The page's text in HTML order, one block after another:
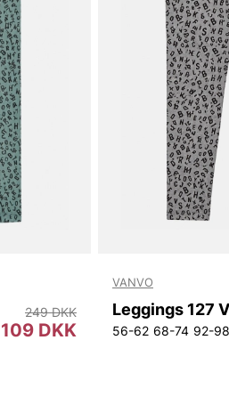
109 DKK
249 DKK
VANVO
Leggings 127
56-62 68-74 92-98